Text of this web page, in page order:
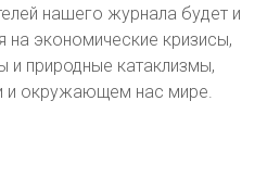
нашего журнала будет и
на экономические кризисы,
и природные катаклизмы,
и окружающем нас мире.